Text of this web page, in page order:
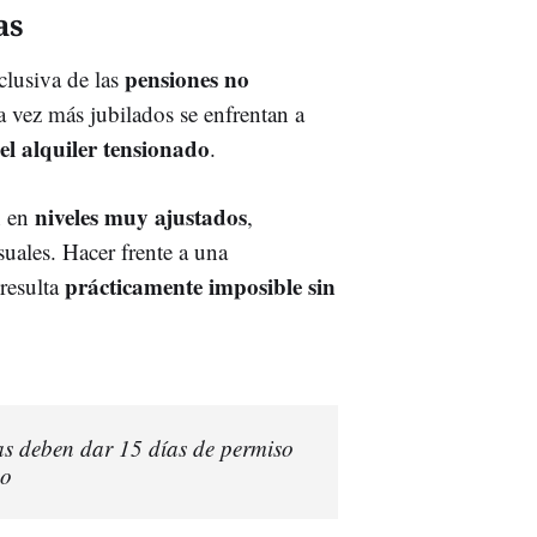
de las pensiones no
más jubilados se enfrentan a
alquiler tensionado.
niveles muy ajustados,
Hacer frente a una
prácticamente imposible sin
deben dar 15 días de permiso